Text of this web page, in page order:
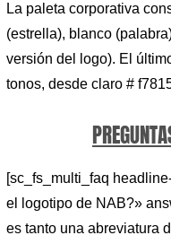
La paleta corporativa
(estrella), blanco
versión del logo). El
tonos, desde claro #
[sc_fs_multi_faq
el logotipo de NAB?»
es tanto una abreviatura